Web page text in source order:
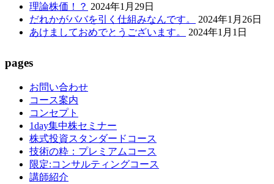
理論株価！？ 2024年1月29日
だれかがババを引く仕組みなんです。
2024年1月26日
あけましておめでとうございます。
2024年1月1日
pages
お問い合わせ
コース案内
コンセプト
1day集中株セミナー
株式投資スタンダードコース
技術の粋：プレミアムコース
限定:コンサルティングコース
講師紹介